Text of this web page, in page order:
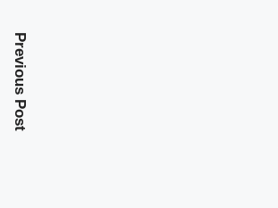
Previous Post